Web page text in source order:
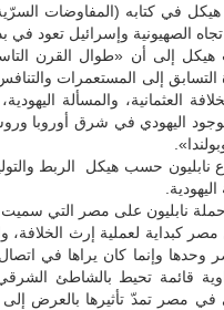
في كتابه (المفاوضات
تجاه الصهيونية وإسرائيل تعود في
إلى أن «طوال القرن
إلى المستعمرات
العثمانية، والمسألة
نابليون حسب هيكل الربط
نابليون على مصر التي
مصر كبداية لعملية إرث
وحدها وإنما كان يراها في
قائمة تحيط بالشاطئ الشرقي
في مصر تمدّ تأثيرها بالعرض